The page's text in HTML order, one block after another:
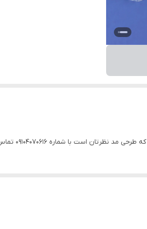
است با شماره 09104070616 تماس بگیرید